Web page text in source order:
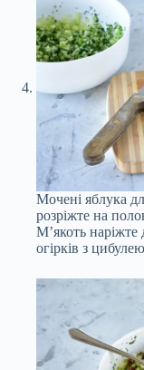
Мочені яблука
розріжте на
М’якоть
огірків з